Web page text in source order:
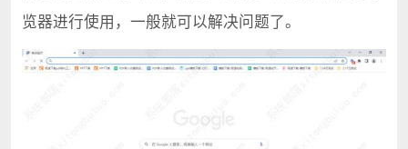
览器进行使用，一般就可以解决问题了。